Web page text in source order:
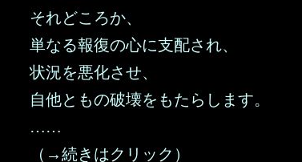
それどころか、
単なる報復の心に支配され、
状況を悪化させ、
自他ともの破壊をもたらします。
……
（→続きはクリック）